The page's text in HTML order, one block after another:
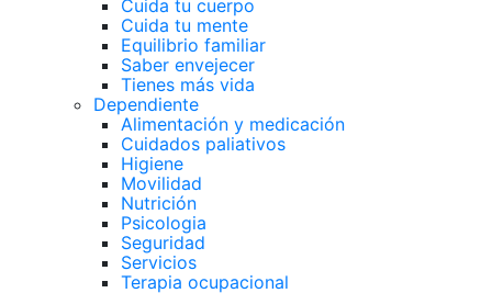
Cuida tu cuerpo
Cuida tu mente
Equilibrio familiar
Saber envejecer
Tienes más vida
Dependiente
Alimentación y medicación
Cuidados paliativos
Higiene
Movilidad
Nutrición
Psicologia
Seguridad
Servicios
Terapia ocupacional